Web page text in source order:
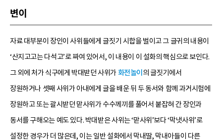
변이
자료 대부분이 장인이 사위들에게 글짓기 시합을 벌이고 그 글귀의 내용이
‘산지고고는 다석고’로 짜여 있어서, 이 내용이 이 설화의 핵심으로 보인다.
그 외에 처가 식구에게 박대받던 사위가 화전놀이 의 글짓기에서
장원하거나 셋째 사위가 아내에게 글을 배운 뒤 두 동서와 함께 과거시험에
장원하고 또는 괄시받던 맏사위가 수수께끼를 풀어서 붙잡혀 간 장인과
동서를 구해오는 예도 있다. 박대받은 사위는 ‘맏사위’보다 ‘막냇사위’로
설정한 경우가 더 많은데, 이는 일반 설화에서 막내딸, 막내아들이 다른